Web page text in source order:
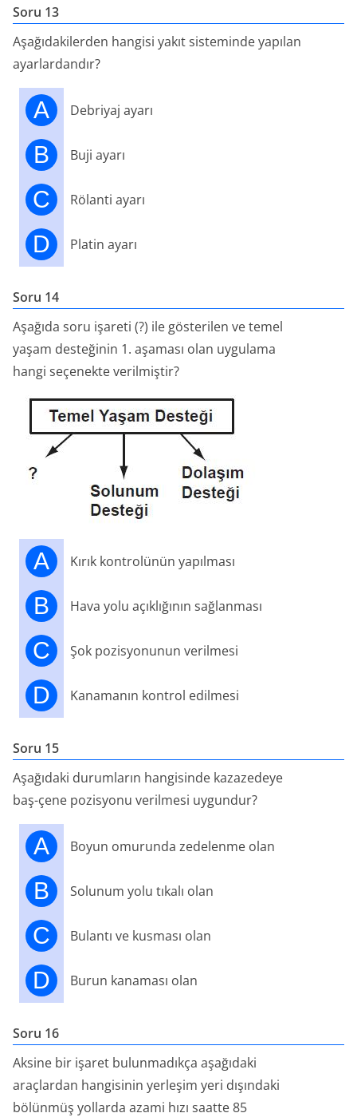
Soru 13
Aşağıdakilerden hangisi yakıt sisteminde yapılan
ayarlardandır?
A Debriyaj ayarı
B Buji ayarı
C Rölanti ayarı
D Platin ayarı
Soru 14
Aşağıda soru işareti (?) ile gösterilen ve temel
yaşam desteğinin 1. aşaması olan uygulama
hangi seçenekte verilmiştir?
A Kırık kontrolünün yapılması
B Hava yolu açıklığının sağlanması
C Şok pozisyonunun verilmesi
D Kanamanın kontrol edilmesi
Soru 15
Aşağıdaki durumların hangisinde kazazedeye
baş-çene pozisyonu verilmesi uygundur?
A Boyun omurunda zedelenme olan
B Solunum yolu tıkalı olan
C Bulantı ve kusması olan
D Burun kanaması olan
Soru 16
Aksine bir işaret bulunmadıkça aşağıdaki
araçlardan hangisinin yerleşim yeri dışındaki
bölünmüş yollarda azami hızı saatte 85